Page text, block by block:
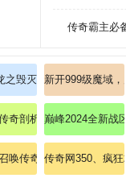
传奇霸主必
率大公开？
神兽秘技！
之毁灭 新开999级魔域
奇皇城全服震颤！
奇剖析刺客暗影突袭秘技
巅峰2024全新战
倚天传奇崭新呈现！
唤传奇 传奇网350、疯